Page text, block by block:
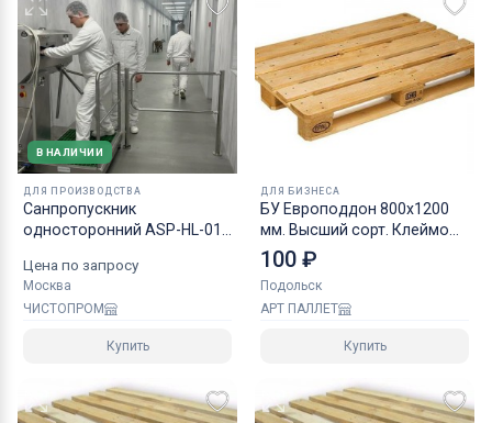
В НАЛИЧИИ
ДЛЯ ПРОИЗВОДСТВА
Санпропускник
односторонний ASP-HL-01
Цена по запросу
Москва
ЧИСТОПРОМ
Купить
ДЛЯ БИЗНЕСА
БУ Европоддон 800х1200
мм. Высший сорт. Клеймо
EUREPAL
100 ₽
Подольск
АРТ ПАЛЛЕТ
Купить